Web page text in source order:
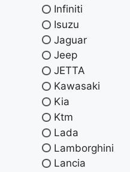
Infiniti
Isuzu
Jaguar
Jeep
JETTA
Kawasaki
Kia
Ktm
Lada
Lamborghini
Lancia